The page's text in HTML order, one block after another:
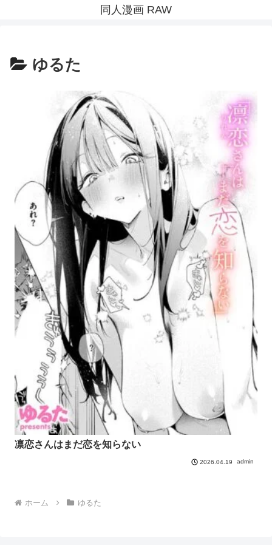
同人漫画 RAW
ゆるた
凛恋さんはまだ恋を知らない
2026.04.19 admin
ホーム ゆるた